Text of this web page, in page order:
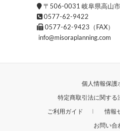
〒506-0031 岐阜県高山
0577-62-9422
0577-62-9423（FAX）
info@misoraplanning.com
個人情報保護
特定商取引法に関する
ご利用ガイド
情報
お問い合